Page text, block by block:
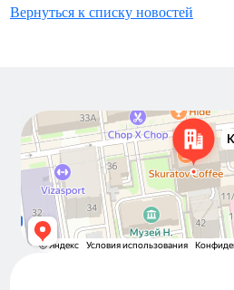
Вернуться к списку новостей
Новосибирск
Коммунистическая улица, 40 — Яндекс Карты